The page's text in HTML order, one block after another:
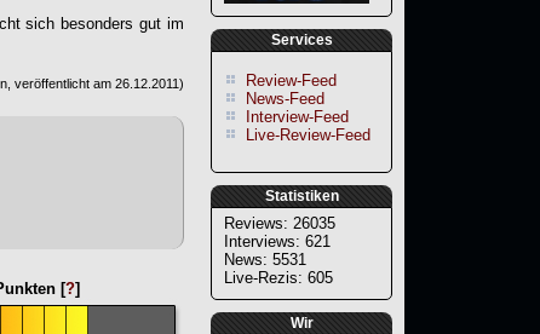
Services
Review-Feed
News-Feed
Interview-Feed
Live-Review-Feed
Statistiken
Reviews: 26035
Interviews: 621
News: 5531
Live-Rezis: 605
Wir
sich besonders gut im
veröffentlicht am 26.12.2011)
[?]